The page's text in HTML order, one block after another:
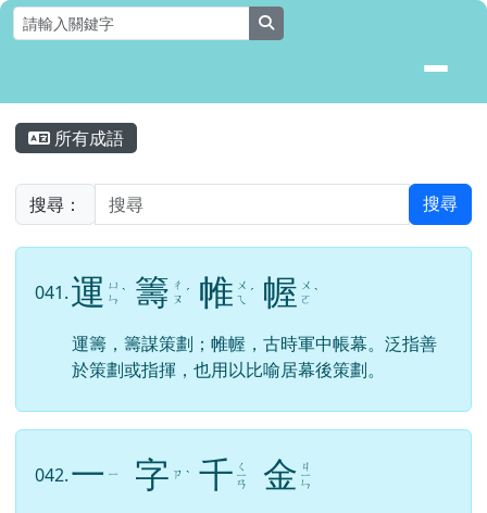
跳至主內容區
花蓮縣壽豐鄉月眉國民小學全球資
主內容區域
所有成語
搜尋： 搜尋
041.運 ㄩ
ㄣ ˋ 籌 ㄔ
ㄡ ˊ 帷 ㄨ
ㄟ
ˊ 幄 ㄨ
ㄛ ˋ
運籌，籌謀策劃；帷幄，古時軍中帳幕。泛指善
於策劃或指揮，也用以比喻居幕後策劃。
042.一 ㄧ 字 ㄗ ˋ 千 ㄑ
ㄧ
ㄢ 金 ㄐ
ㄧ
ㄣ
頁尾區域